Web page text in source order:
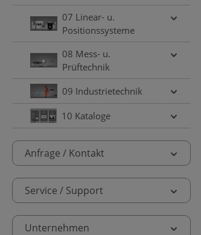
07 Linear- u.
Positionssysteme
08 Mess- u.
Prüftechnik
09 Industrietechnik
10 Kataloge
Anfrage / Kontakt
Service / Support
Unternehmen